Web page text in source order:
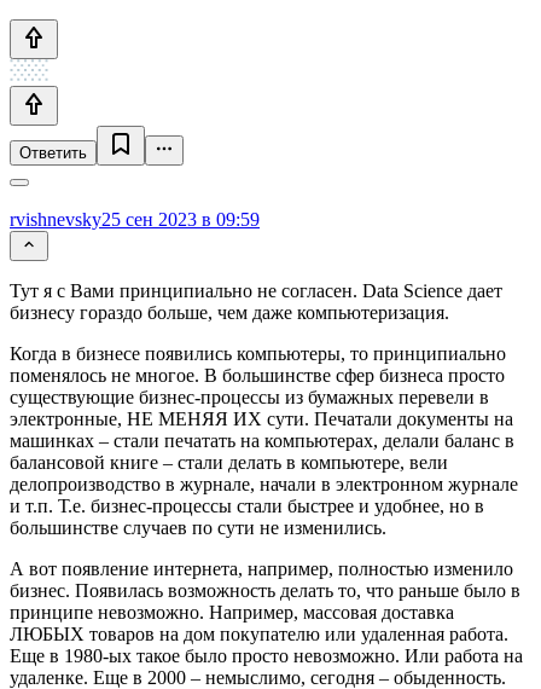
Ответить
rvishnevsky25 сен 2023 в 09:59
Тут я с Вами принципиально не согласен. Data Science дает
бизнесу гораздо больше, чем даже компьютеризация.
Когда в бизнесе появились компьютеры, то принципиально
поменялось не многое. В большинстве сфер бизнеса просто
существующие бизнес-процессы из бумажных перевели в
электронные, НЕ МЕНЯЯ ИХ сути. Печатали документы на
машинках – стали печатать на компьютерах, делали баланс в
балансовой книге – стали делать в компьютере, вели
делопроизводство в журнале, начали в электронном журнале
и т.п. Т.е. бизнес-процессы стали быстрее и удобнее, но в
большинстве случаев по сути не изменились.
А вот появление интернета, например, полностью изменило
бизнес. Появилась возможность делать то, что раньше было в
принципе невозможно. Например, массовая доставка
ЛЮБЫХ товаров на дом покупателю или удаленная работа.
Еще в 1980-ых такое было просто невозможно. Или работа на
удаленке. Еще в 2000 – немыслимо, сегодня – обыденность.